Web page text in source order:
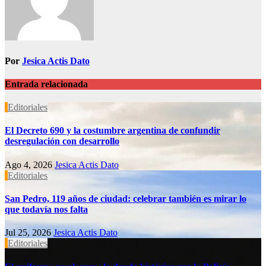
Por Jesica Actis Dato
Entrada relacionada
Editoriales
El Decreto 690 y la costumbre argentina de confundir
desregulación con desarrollo
Ago 4, 2026 Jesica Actis Dato
Editoriales
San Pedro, 119 años de ciudad: celebrar también es mirar lo
que todavía nos falta
Jul 25, 2026 Jesica Actis Dato
Editoriales